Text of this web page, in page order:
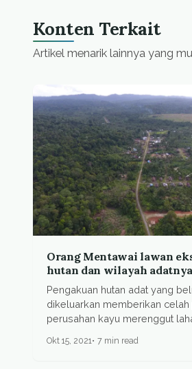
Konten Terkait
Artikel menarik lainnya yang
Orang Mentawai lawan
hutan dan wilayah adatnya
Pengakuan hutan adat yang
dikeluarkan memberikan celah
perusahan kayu merenggut
Okt 15, 2021 7 min read